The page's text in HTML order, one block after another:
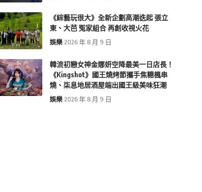
《綜藝玩很大》全新企劃高潮迭起 張立
東、大芭 冤家組合 再創收視火花
娛樂 2026 年 8 月 9 日
韓流初戀女神金娜妍空降最美一日店長！
《Kingshot》國王燒烤節攜手焦糖楓串
燒、柒息地居酒屋端出國王級美味狂潮
娛樂 2026 年 8 月 9 日